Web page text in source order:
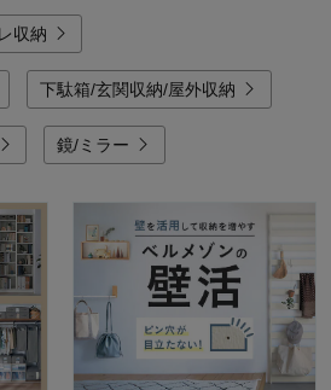
収納
下駄箱/玄関収納/屋外収納
鏡/ミラー